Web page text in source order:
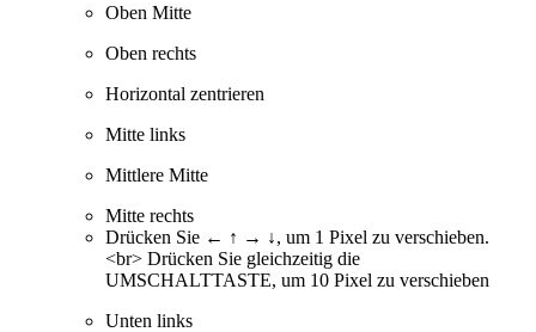
Oben Mitte
Oben rechts
Horizontal zentrieren
Mitte links
Mittlere Mitte
Mitte rechts
Drücken Sie ← ↑ → ↓, um 1 Pixel zu verschieben.
<br> Drücken Sie gleichzeitig die
UMSCHALTTASTE, um 10 Pixel zu verschieben
Unten links